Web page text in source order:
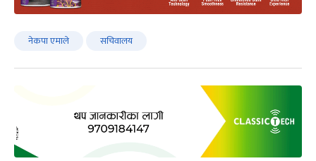
नेकपा‍ एमाले सचिवालय